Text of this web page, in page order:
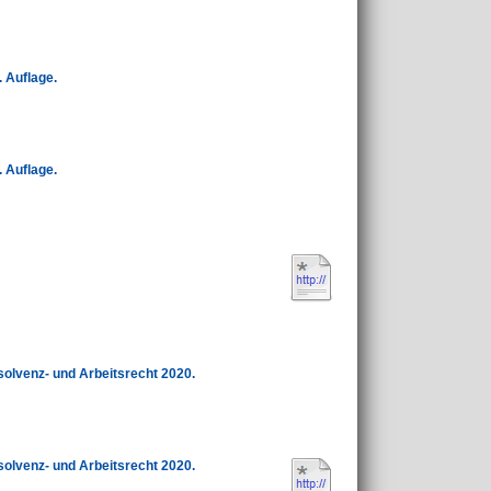
Auflage.
Auflage.
und Arbeitsrecht 2020.
und Arbeitsrecht 2020.